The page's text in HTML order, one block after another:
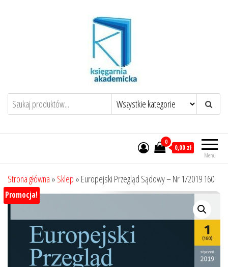
Menu
0
0,00 zł
Strona główna » Sklep » Europejski Przegląd Sądowy – Nr 1/2019 160
Promocja!